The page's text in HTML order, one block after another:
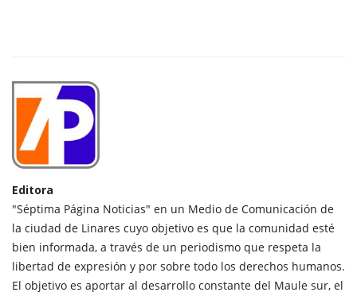
Editora
"Séptima Página Noticias" en un Medio de Comunicación de
la ciudad de Linares cuyo objetivo es que la comunidad esté
bien informada, a través de un periodismo que respeta la
libertad de expresión y por sobre todo los derechos humanos.
El objetivo es aportar al desarrollo constante del Maule sur, el